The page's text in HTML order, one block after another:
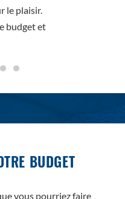
le plaisir.
budget et
BUDGET
vous pourriez faire